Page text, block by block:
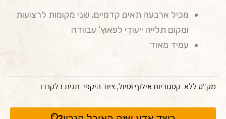
מכיל ארבעה תאים קדמיים, שני מקומות לרצועות
ומקום תלייה ייעודי לפאוץ' עבוודה
עמיד מאוד
מק"טללא קטגוריותאילוף וטיול,ציוד היקפי תגיתבלקנדו